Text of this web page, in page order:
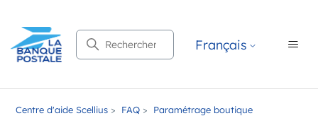
Recherche Français
Centre d'aide Scellius FAQ Paramétrage boutique